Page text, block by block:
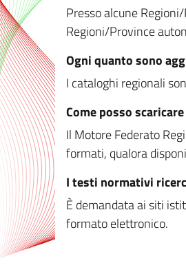
Presso alcune
Regioni/Province
Ogni quanto sono
I cataloghi regionali
Come posso
Il Motore Federato
formati, qualora
I testi normativi
È demandata ai siti
formato elettronico.